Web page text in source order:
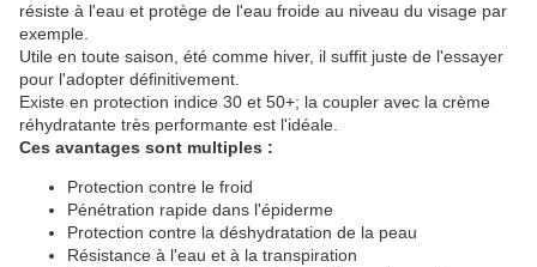
résiste à l'eau et protège de l'eau froide au niveau du visage par
exemple.
Utile en toute saison, été comme hiver, il suffit juste de l'essayer
pour l'adopter définitivement.
Existe en protection indice 30 et 50+; la coupler avec la crème
réhydratante très performante est l'idéale.
Ces avantages sont multiples :
Protection contre le froid
Pénétration rapide dans l'épiderme
Protection contre la déshydratation de la peau
Résistance à l'eau et à la transpiration